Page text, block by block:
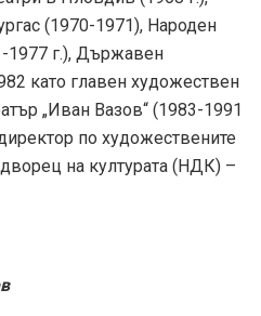
(1970-1971), Народен
1977 г.), Държавен
като главен художествен
„Иван Вазов“ (1983-1991
по художествените
на културата (НДК) –